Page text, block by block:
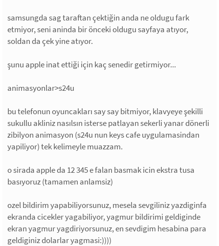
samsungda sag taraftan çektiğin anda ne oldugu fark
etmiyor, seni aninda bir önceki oldugu sayfaya atıyor,
soldan da çek yine atıyor.
şunu apple inat ettiği için kaç senedir getirmiyor...
animasyonlar>s24u
bu telefonun oyuncakları say say bitmiyor, klavyeye şekilli
sukullu akliniz nasılsın isterse patlayan sekerli yanar dönerli
zibilyon animasyon (s24u nun keys cafe uygulamasindan
yapiliyor) tek kelimeyle muazzam.
o sirada apple da 12 345 e falan basmak icin ekstra tusa
basıyoruz (tamamen anlamsiz)
ozel bildirim yapabiliyorsunuz, mesela sevgiliniz yazdiginfa
ekranda cicekler yagabiliyor, yagmur bildirimi geldiginde
ekran yagmur yagdiriyorsunuz, en sevdigim hesabina para
geldiginiz dolarlar yagmasi:))))